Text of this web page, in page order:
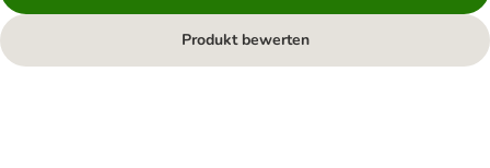
Produkt bewerten